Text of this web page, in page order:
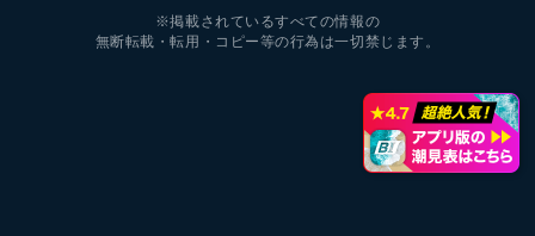
※掲載されているすべての情報の
無断転載・転用・コピー等の行為は一切禁じます。